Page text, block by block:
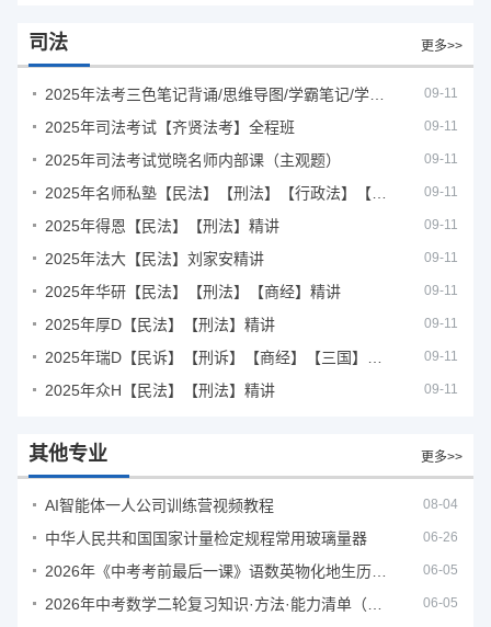
司法 更多>>
09-11
2025年司法考试【齐贤法考】全程班 09-11
2025年司法考试觉晓名师内部课（主观题） 09-11
09-11
2025年得恩【民法】【刑法】精讲 09-11
2025年法大【民法】刘家安精讲 09-11
2025年华研【民法】【刑法】【商经】精讲 09-11
2025年厚D【民法】【刑法】精讲 09-11
09-11
2025年众H【民法】【刑法】精讲 09-11
其他专业 更多>>
AI智能体一人公司训练营视频教程 08-04
中华人民共和国国家计量检定规程常用玻璃量器 06-26
06-05
06-05